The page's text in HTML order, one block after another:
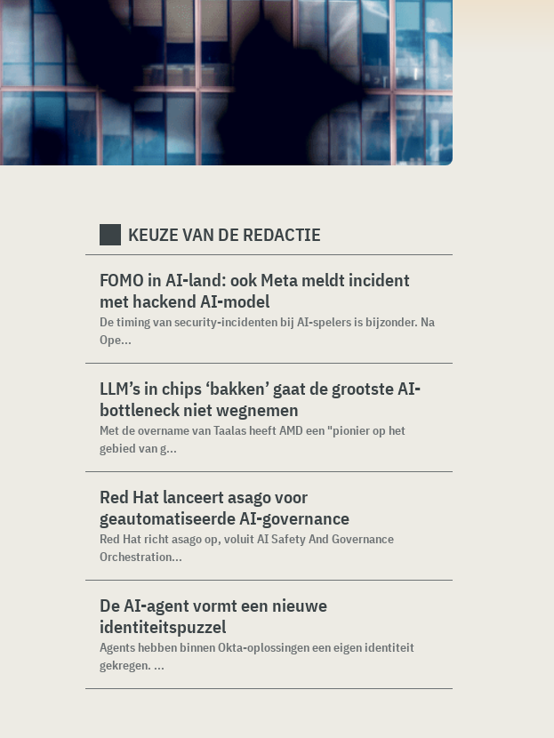
KEUZE VAN DE REDACTIE
FOMO in AI-land: ook Meta meldt incident
met hackend AI-model
De timing van security-incidenten bij AI-spelers is bijzonder. Na
Ope...
LLM’s in chips ‘bakken’ gaat de grootste AI-
bottleneck niet wegnemen
Met de overname van Taalas heeft AMD een "pionier op het
gebied van g...
Red Hat lanceert asago voor
geautomatiseerde AI-governance
Red Hat richt asago op, voluit AI Safety And Governance
Orchestration...
De AI-agent vormt een nieuwe
identiteitspuzzel
Agents hebben binnen Okta-oplossingen een eigen identiteit
gekregen. ...